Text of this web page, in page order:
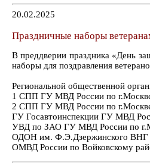
20.02.2025
Праздничные наборы
В преддверии праздника «День
наборы для поздравления
Региональной общественной
1 СПП ГУ МВД России по
2 СПП ГУ МВД России по
ГУ Госавтоинспекции ГУ МВД
УВД по ЗАО ГУ МВД России по
ОДОН им. Ф.Э.Дзержинского
ОМВД России по Войковскому